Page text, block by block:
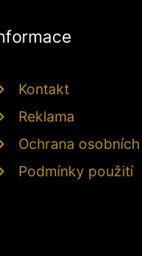
Kontakt
Reklama
Ochrana
Podmínky použití